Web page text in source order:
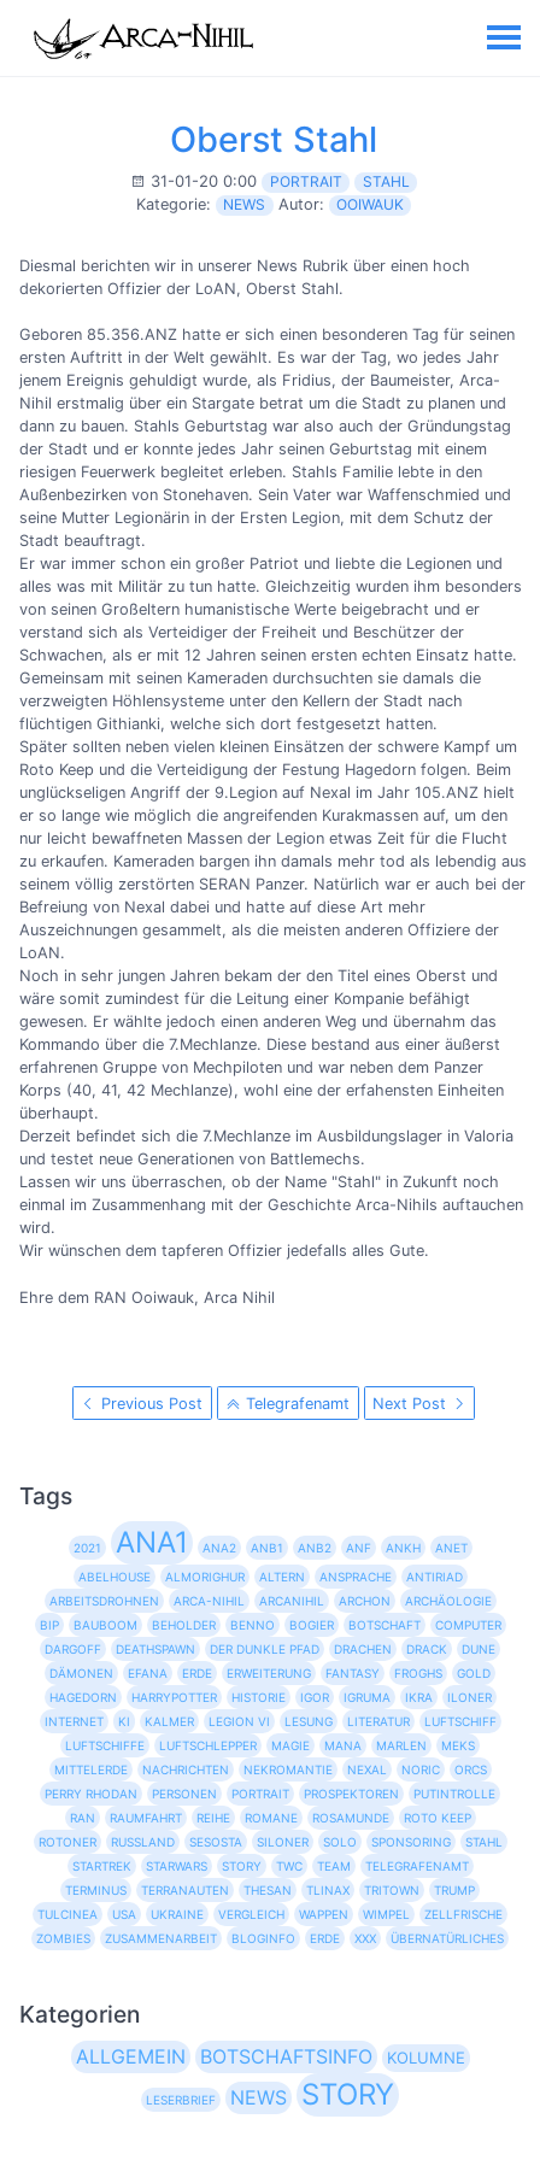
Oberst Stahl
31-01-20 0:00 PORTRAIT
STAHL
Kategorie:
NEWS Autor: OOIWAUK
Diesmal berichten wir in unserer News Rubrik über einen hoch
dekorierten Offizier der LoAN, Oberst Stahl.
Geboren 85.356.ANZ hatte er sich einen besonderen Tag für seinen
ersten Auftritt in der Welt gewählt. Es war der Tag, wo jedes Jahr
jenem Ereignis gehuldigt wurde, als Fridius, der Baumeister, Arca-
Nihil erstmalig über ein Stargate betrat um die Stadt zu planen und
dann zu bauen. Stahls Geburtstag war also auch der Gründungstag
der Stadt und er konnte jedes Jahr seinen Geburtstag mit einem
riesigen Feuerwerk begleitet erleben. Stahls Familie lebte in den
Außenbezirken von Stonehaven. Sein Vater war Waffenschmied und
seine Mutter Legionärin in der Ersten Legion, mit dem Schutz der
Stadt beauftragt.
Er war immer schon ein großer Patriot und liebte die Legionen und
alles was mit Militär zu tun hatte. Gleichzeitig wurden ihm besonders
von seinen Großeltern humanistische Werte beigebracht und er
verstand sich als Verteidiger der Freiheit und Beschützer der
Schwachen, als er mit 12 Jahren seinen ersten echten Einsatz hatte.
Gemeinsam mit seinen Kameraden durchsuchten sie damals die
verzweigten Höhlensysteme unter den Kellern der Stadt nach
flüchtigen Githianki, welche sich dort festgesetzt hatten.
Später sollten neben vielen kleinen Einsätzen der schwere Kampf um
Roto Keep und die Verteidigung der Festung Hagedorn folgen. Beim
unglückseligen Angriff der 9.Legion auf Nexal im Jahr 105.ANZ hielt
er so lange wie möglich die angreifenden Kurakmassen auf, um den
nur leicht bewaffneten Massen der Legion etwas Zeit für die Flucht
zu erkaufen. Kameraden bargen ihn damals mehr tod als lebendig aus
seinem völlig zerstörten SERAN Panzer. Natürlich war er auch bei der
Befreiung von Nexal dabei und hatte auf diese Art mehr
Auszeichnungen gesammelt, als die meisten anderen Offiziere der
LoAN.
Noch in sehr jungen Jahren bekam der den Titel eines Oberst und
wäre somit zumindest für die Leitung einer Kompanie befähigt
gewesen. Er wählte jedoch einen anderen Weg und übernahm das
Kommando über die 7.Mechlanze. Diese bestand aus einer äußerst
erfahrenen Gruppe von Mechpiloten und war neben dem Panzer
Korps (40, 41, 42 Mechlanze), wohl eine der erfahensten Einheiten
überhaupt.
Derzeit befindet sich die 7.Mechlanze im Ausbildungslager in Valoria
und testet neue Generationen von Battlemechs.
Lassen wir uns überraschen, ob der Name "Stahl" in Zukunft noch
einmal im Zusammenhang mit der Geschichte Arca-Nihils auftauchen
wird.
Wir wünschen dem tapferen Offizier jedefalls alles Gute.
Ehre dem RAN Ooiwauk, Arca Nihil
Previous Post Telegrafenamt Next Post
Tags
2021 ANA1 ANA2 ANB1 ANB2 ANF ANKH
ANET
ABELHOUSE
ALMORIGHUR ALTERN ANSPRACHE
ANTIRIAD
ARBEITSDROHNEN
ARCA-NIHIL ARCANIHIL ARCHON
ARCHÄOLOGIE
BIP
BAUBOOM BEHOLDER BENNO BOGIER BOTSCHAFT
COMPUTER
DARGOFF
DEATHSPAWN DER DUNKLE PFAD DRACHEN DRACK
DUNE
DÄMONEN
EFANA ERDE ERWEITERUNG FANTASY FROGHS
GOLD
HAGEDORN
HARRYPOTTER HISTORIE IGOR IGRUMA IKRA
ILONER
INTERNET
KI KALMER LEGION VI LESUNG LITERATUR
LUFTSCHIFF
LUFTSCHIFFE
LUFTSCHLEPPER MAGIE MANA MARLEN
MEKS
MITTELERDE
NACHRICHTEN NEKROMANTIE NEXAL NORIC
ORCS
PERRY RHODAN
PERSONEN PORTRAIT PROSPEKTOREN
PUTINTROLLE
RAN
RAUMFAHRT REIHE ROMANE ROSAMUNDE
ROTO KEEP
ROTONER
RUSSLAND SESOSTA SILONER SOLO SPONSORING
STAHL
STARTREK
STARWARS STORY TWC TEAM
TELEGRAFENAMT
TERMINUS
TERRANAUTEN THESAN TLINAX TRITOWN
TRUMP
TULCINEA
USA UKRAINE VERGLEICH WAPPEN WIMPEL
ZELLFRISCHE
ZOMBIES
ZUSAMMENARBEIT BLOGINFO ERDE XXX ÜBERNATÜRLICHES
Kategorien
ALLGEMEIN BOTSCHAFTSINFO KOLUMNE
LESERBRIEF NEWS STORY